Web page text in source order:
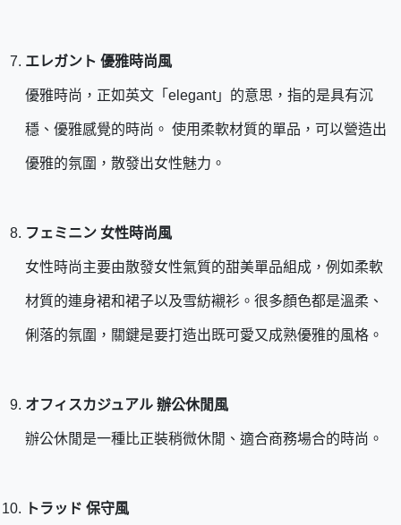
エレガント 優雅時尚風
優雅時尚，正如英文「elegant」的意思，指的是具有沉
穩、優雅感覺的時尚。 使用柔軟材質的單品，可以營造出
優雅的氛圍，散發出女性魅力。
フェミニン 女性時尚風
女性時尚主要由散發女性氣質的甜美單品組成，例如柔軟
材質的連身裙和裙子以及雪紡襯衫。很多顏色都是溫柔、
俐落的氛圍，關鍵是要打造出既可愛又成熟優雅的風格。
オフィスカジュアル 辦公休閒風
辦公休閒是一種比正裝稍微休閒、適合商務場合的時尚。
トラッド 保守風